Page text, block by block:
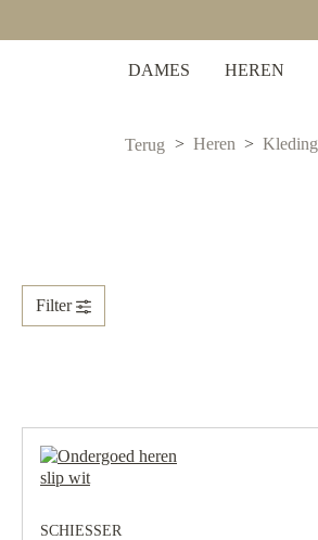
DAMES HEREN
Terug Heren Kleding
Filter
SCHIESSER